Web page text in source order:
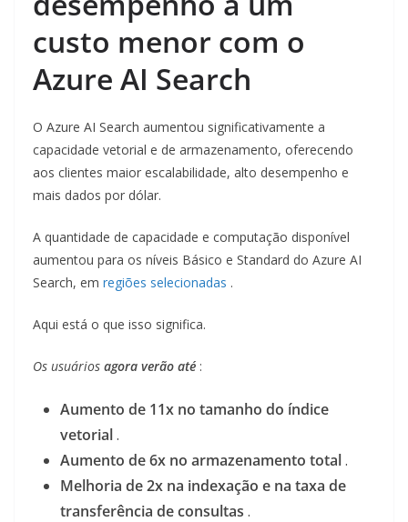
custo menor com o
Azure AI Search
O Azure AI Search aumentou significativamente a
capacidade vetorial e de armazenamento, oferecendo
aos clientes maior escalabilidade, alto desempenho e
mais dados por dólar.
A quantidade de capacidade e computação disponível
aumentou para os níveis Básico e Standard do Azure AI
Search, em regiões selecionadas .
Aqui está o que isso significa.
Os usuários agora verão até :
Aumento de 11x no tamanho do índice
vetorial.
Aumento de 6x no armazenamento total.
Melhoria de 2x na indexação e na taxa de
transferência de consultas .